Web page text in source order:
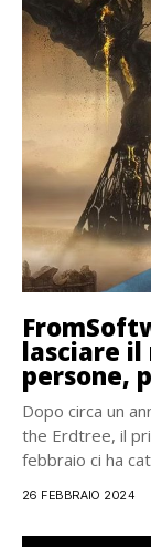
lasciare
persone,
Dopo circa un
the Erdtree, il
febbraio ci ha
26 FEBBRAIO 2024